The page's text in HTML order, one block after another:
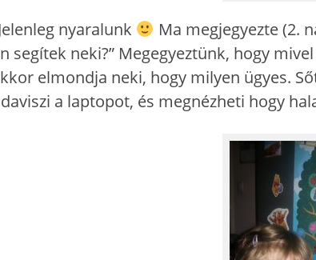
nyaralunk
Ma megjegyezte (2.
segítek neki?” Megegyeztünk, hogy
elmondja neki, hogy milyen ügyes.
a laptopot, és megnézheti hogy